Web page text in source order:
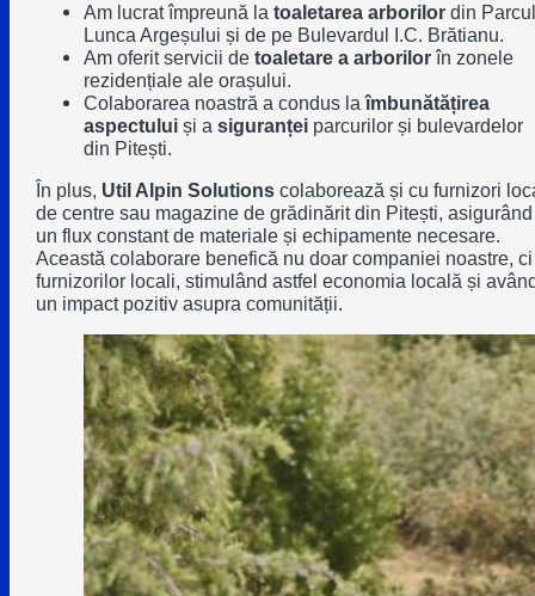
Am lucrat împreună la toaletarea arborilordin Parcul
Lunca Argeșului și de pe Bulevardul I.C. Brătianu.
Am oferit servicii de toaletare a arborilorîn zonele
rezidențiale ale orașului.
Colaborarea noastră a condus laîmbunătățirea
aspectuluiși a siguranțeiparcurilor și bulevardelor
din Pitești.
În plus, Util Alpin Solutionscolaborează și cu furnizori
de centre sau magazine de grădinărit din Pitești, asigurând
un flux constant de materiale și echipamente necesare.
Această colaborare benefică nu doar companiei noastre,
furnizorilor locali, stimulând astfel economia locală și
un impact pozitiv asupra comunității.